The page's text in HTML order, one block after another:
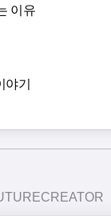
이유
기